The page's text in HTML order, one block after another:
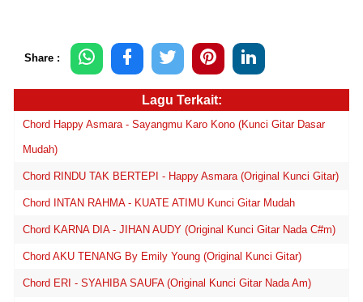
Share :
Lagu Terkait:
Chord Happy Asmara - Sayangmu Karo Kono (Kunci Gitar Dasar
Mudah)
Chord RINDU TAK BERTEPI - Happy Asmara (Original Kunci Gitar)
Chord INTAN RAHMA - KUATE ATIMU Kunci Gitar Mudah
Chord KARNA DIA - JIHAN AUDY (Original Kunci Gitar Nada C#m)
Chord AKU TENANG By Emily Young (Original Kunci Gitar)
Chord ERI - SYAHIBA SAUFA (Original Kunci Gitar Nada Am)